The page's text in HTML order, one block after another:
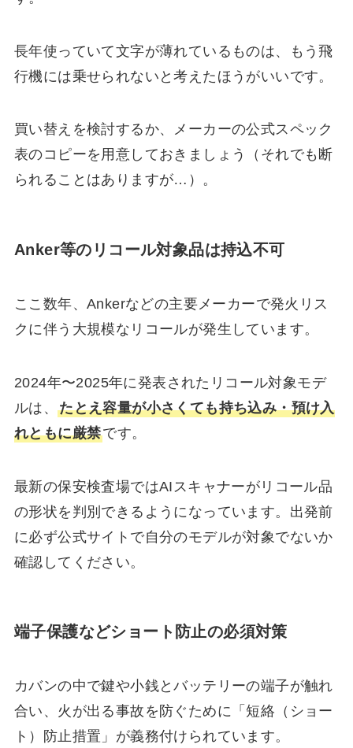
長年使っていて文字が薄れているものは、もう飛
行機には乗せられないと考えたほうがいいです。
買い替えを検討するか、メーカーの公式スペック
表のコピーを用意しておきましょう（それでも断
られることはありますが…）。
Anker等のリコール対象品は持込不可
ここ数年、Ankerなどの主要メーカーで発火リス
クに伴う大規模なリコールが発生しています。
2024年〜2025年に発表されたリコール対象モデ
ルは、たとえ容量が小さくても持ち込み・預け入
れともに厳禁です。
最新の保安検査場ではAIスキャナーがリコール品
の形状を判別できるようになっています。出発前
に必ず公式サイトで自分のモデルが対象でないか
確認してください。
端子保護などショート防止の必須対策
カバンの中で鍵や小銭とバッテリーの端子が触れ
合い、火が出る事故を防ぐために「短絡（ショー
ト）防止措置」が義務付けられています。